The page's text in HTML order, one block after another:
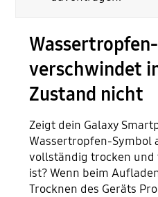
verschwindet
Zustand nicht
Zeigt dein Galaxy
Wassertropfen-Symbol
vollständig trocken
ist? Wenn beim
Trocknen des Geräts